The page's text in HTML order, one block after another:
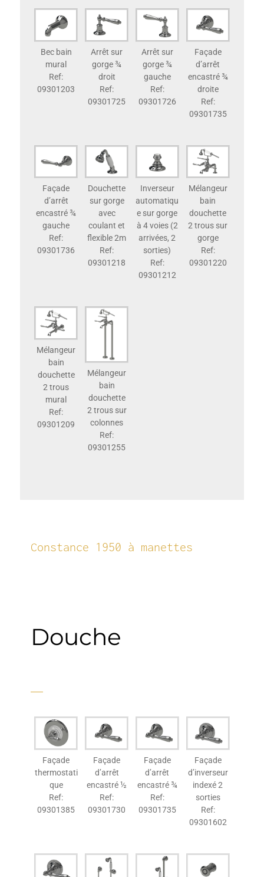
Bec bain
mural
Ref:
09301203
Arrêt sur
gorge ¾
droit
Ref:
09301725
Arrêt sur
gorge ¾
gauche
Ref:
09301726
Façade
d’arrêt
encastré ¾
droite
Ref:
09301735
Façade
d’arrêt
encastré ¾
gauche
Ref:
09301736
Douchette
sur gorge
avec
coulant et
flexible 2m
Ref:
09301218
Inverseur
automatiqu
e sur gorge
à 4 voies (2
arrivées, 2
sorties)
Ref:
09301212
Mélangeur
bain
douchette
2 trous sur
gorge
Ref:
09301220
Mélangeur
bain
douchette
2 trous
mural
Ref:
09301209
Mélangeur
bain
douchette
2 trous sur
colonnes
Ref:
09301255
Constance 1950​ à manettes​
Douche
Façade
thermostati
que
Ref:
09301385
Façade
d’arrêt
encastré ½
Ref:
09301730
Façade
d’arrêt
encastré ¾
Ref:
09301735
Façade
d’inverseur
indexé 2
sorties
Ref:
09301602